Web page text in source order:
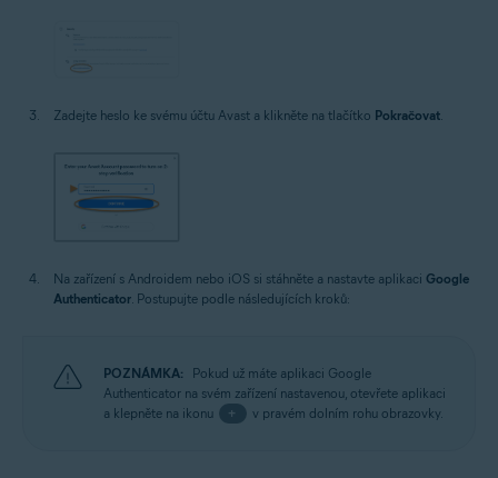
Zadejte heslo ke svému účtu Avast a klikněte na tlačítko Pokračovat
Na zařízení s Androidem nebo iOS si stáhněte a nastavte aplikaci Google
Authenticator. Postupujte podle následujících kroků:
POZNÁMKA:
Pokud už máte aplikaci Google
Authenticator na svém zařízení nastavenou, otevřete aplikaci
a klepněte na ikonu
+ v pravém dolním rohu obrazovky.